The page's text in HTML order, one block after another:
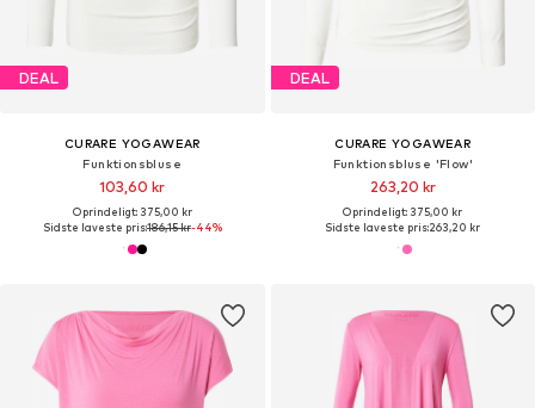
DEAL
CURARE YOGAWEAR
Funktionsbluse
103,60 kr
Oprindeligt: 375,00 kr
Sidste laveste pris:186,15 kr-44%
DEAL
CURARE YOGAWEAR
Funktionsbluse 'Flow'
263,20 kr
Oprindeligt: 375,00 kr
Sidste laveste pris:263,20 kr